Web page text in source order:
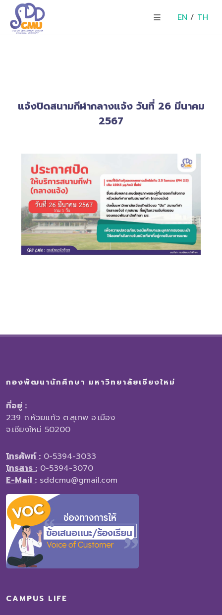
EN / TH
แจ้งปิดสนามกีฬากลางแจ้ง วันที่ 26 มีนาคม
2567
กองพัฒนานักศึกษา มหาวิทยาลัยเชียงใหม่
ที่อยู่ :
239 ถ.ห้วยแก้ว ต.สุเทพ อ.เมือง
จ.เชียงใหม่ 50200
โทรศัพท์ : 0-5394-3033
โทรสาร : 0-5394-3070
E-Mail : sddcmu@gmail.com
CAMPUS LIFE